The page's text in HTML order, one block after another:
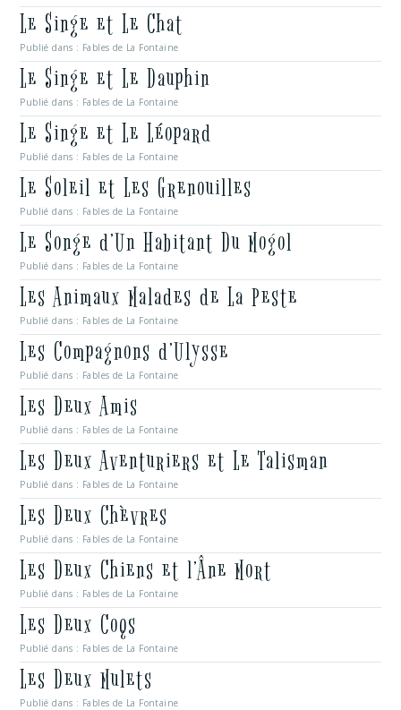
Le Singe et Le Chat
Publié dans : Fables de La Fontaine
Le Singe et Le Dauphin
Publié dans : Fables de La Fontaine
Le Singe et Le Léopard
Publié dans : Fables de La Fontaine
Le Soleil et Les Grenouilles
Publié dans : Fables de La Fontaine
Le Songe d’Un Habitant Du Mogol
Publié dans : Fables de La Fontaine
Les Animaux Malades de La Peste
Publié dans : Fables de La Fontaine
Les Compagnons d’Ulysse
Publié dans : Fables de La Fontaine
Les Deux Amis
Publié dans : Fables de La Fontaine
Les Deux Aventuriers et Le Talisman
Publié dans : Fables de La Fontaine
Les Deux Chèvres
Publié dans : Fables de La Fontaine
Les Deux Chiens et l’Âne Mort
Publié dans : Fables de La Fontaine
Les Deux Coqs
Publié dans : Fables de La Fontaine
Les Deux Mulets
Publié dans : Fables de La Fontaine